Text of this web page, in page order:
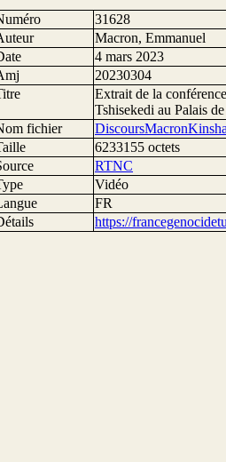
31628
Macron, Emmanuel
4 mars 2023
20230304
Extrait de la
Tshisekedi au Palais
fichier
6233155 octets
RTNC
Vidéo
FR
https://